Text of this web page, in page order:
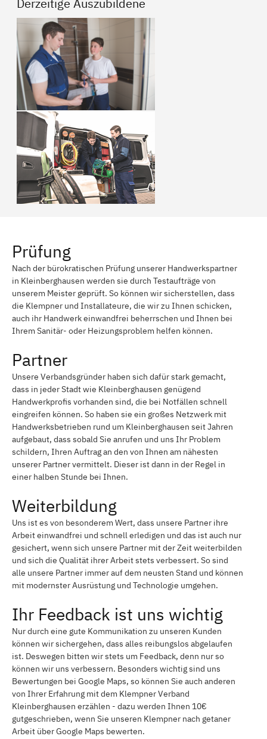
Prüfung
Nach der bürokratischen Prüfung unserer Handwerkspartner
in Kleinberghausen werden sie durch Testaufträge von
unserem Meister geprüft. So können wir sicherstellen, dass
die Klempner und Installateure, die wir zu Ihnen schicken,
auch ihr Handwerk einwandfrei beherrschen und Ihnen bei
Ihrem Sanitär- oder Heizungsproblem helfen können.
Partner
Unsere Verbandsgründer haben sich dafür stark gemacht,
dass in jeder Stadt wie Kleinberghausen genügend
Handwerkprofis vorhanden sind, die bei Notfällen schnell
eingreifen können. So haben sie ein großes Netzwerk mit
Handwerksbetrieben rund um Kleinberghausen seit Jahren
aufgebaut, dass sobald Sie anrufen und uns Ihr Problem
schildern, Ihren Auftrag an den von Ihnen am nähesten
unserer Partner vermittelt. Dieser ist dann in der Regel in
einer halben Stunde bei Ihnen.
Weiterbildung
Uns ist es von besonderem Wert, dass unsere Partner ihre
Arbeit einwandfrei und schnell erledigen und das ist auch nur
gesichert, wenn sich unsere Partner mit der Zeit weiterbilden
und sich die Qualität ihrer Arbeit stets verbessert. So sind
alle unsere Partner immer auf dem neusten Stand und können
mit modernster Ausrüstung und Technologie umgehen.
Ihr Feedback ist uns wichtig
Nur durch eine gute Kommunikation zu unseren Kunden
können wir sichergehen, dass alles reibungslos abgelaufen
ist. Deswegen bitten wir stets um Feedback, denn nur so
können wir uns verbessern. Besonders wichtig sind uns
Bewertungen bei Google Maps, so können Sie auch anderen
von Ihrer Erfahrung mit dem Klempner Verband
Kleinberghausen erzählen - dazu werden Ihnen 10€
gutgeschrieben, wenn Sie unseren Klempner nach getaner
Arbeit über Google Maps bewerten.